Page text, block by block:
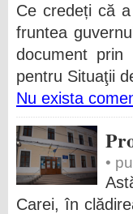
Ce credeți că
fruntea
document prin
pentru Situaţii
Nu exista
•
Carei, în